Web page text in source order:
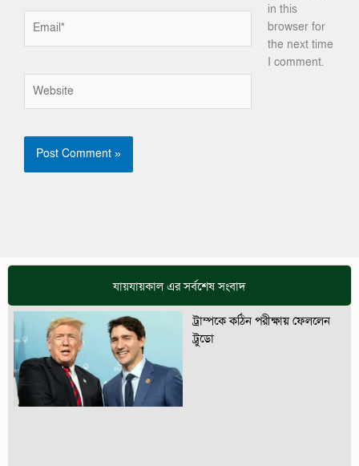
in this
browser for
the next time
I comment.
যায়যায়কাল এর সর্বশেষ সংবাদ
ট্রাম্পকে কঠিন পরীক্ষায় ফেললেন
ট্রুডো